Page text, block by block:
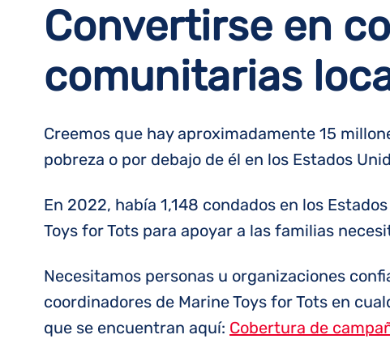
Convertirse en
comunitarias
Creemos que hay aproximadamente 15
pobreza o por debajo de él en los Estados
En 2022, había 1,148 condados en los
Toys for Tots para apoyar a las familias
Necesitamos personas u organizaciones
coordinadores de Marine Toys for Tots en
que se encuentran aquí: Cobertura de